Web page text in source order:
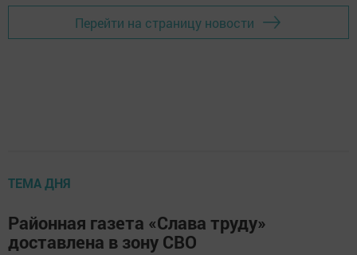
Перейти на страницу новости
ТЕМА ДНЯ
Районная газета «Слава труду»
доставлена в зону СВО